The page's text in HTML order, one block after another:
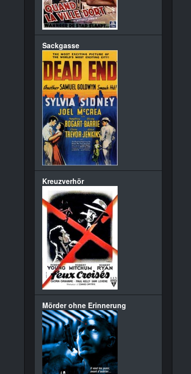
Sackgasse
Kreuzverhör
Mörder ohne Erinnerung